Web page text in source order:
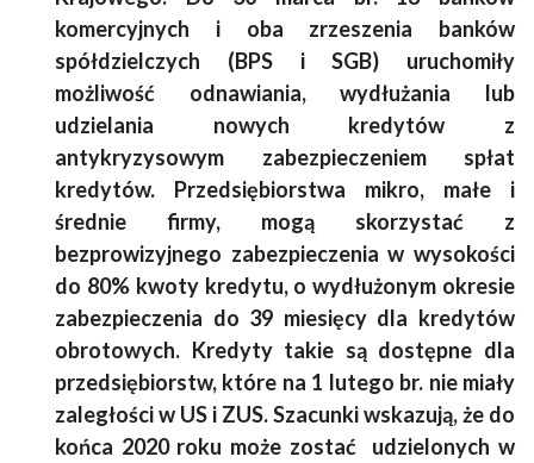
komercyjnych i oba zrzeszenia banków
spółdzielczych (BPS i SGB) uruchomiły
możliwość odnawiania, wydłużania lub
udzielania nowych kredytów z
antykryzysowym zabezpieczeniem spłat
kredytów. Przedsiębiorstwa mikro, małe i
średnie firmy, mogą skorzystać z
bezprowizyjnego zabezpieczenia w wysokości
do 80% kwoty kredytu, o wydłużonym okresie
zabezpieczenia do 39 miesięcy dla kredytów
obrotowych. Kredyty takie są dostępne dla
przedsiębiorstw, które na 1 lutego br. nie miały
zaległości w US i ZUS. Szacunki wskazują, że do
końca 2020 roku może zostać udzielonych w